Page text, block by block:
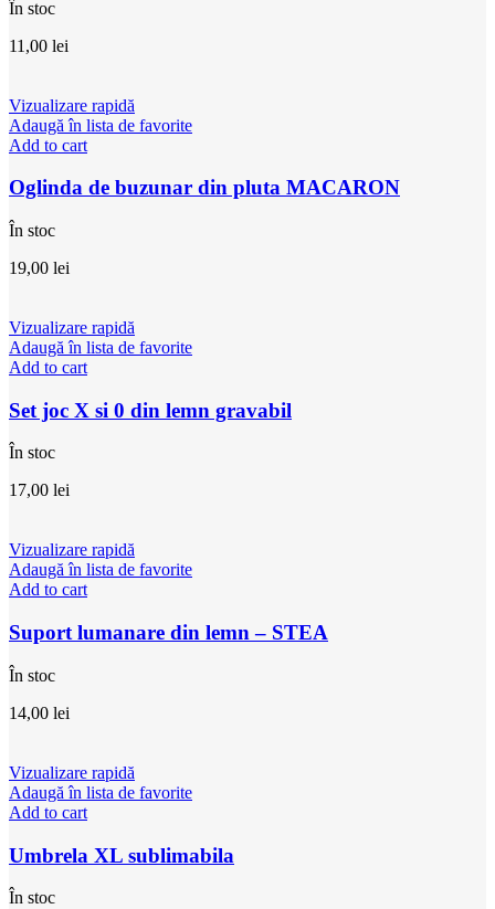
În stoc
11,00 lei
Vizualizare rapidă
Adaugă în lista de favorite
Add to cart
Oglinda de buzunar din pluta MACARON
În stoc
19,00 lei
Vizualizare rapidă
Adaugă în lista de favorite
Add to cart
Set joc X si 0 din lemn gravabil
În stoc
17,00 lei
Vizualizare rapidă
Adaugă în lista de favorite
Add to cart
Suport lumanare din lemn – STEA
În stoc
14,00 lei
Vizualizare rapidă
Adaugă în lista de favorite
Add to cart
Umbrela XL sublimabila
În stoc